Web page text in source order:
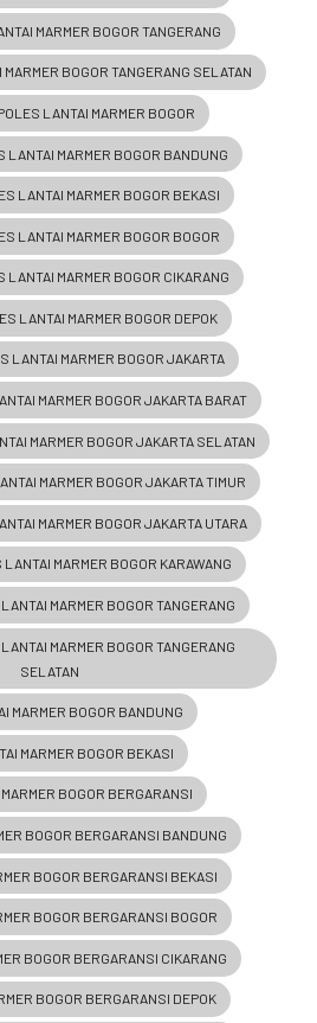
MARMER BOGOR TANGERANG
BOGOR TANGERANG SELATAN
LANTAI MARMER BOGOR
LANTAI MARMER BOGOR BANDUNG
LANTAI MARMER BOGOR BEKASI
LANTAI MARMER BOGOR BOGOR
LANTAI MARMER BOGOR CIKARANG
LANTAI MARMER BOGOR DEPOK
LANTAI MARMER BOGOR JAKARTA
MARMER BOGOR JAKARTA BARAT
MARMER BOGOR JAKARTA SELATAN
MARMER BOGOR JAKARTA TIMUR
MARMER BOGOR JAKARTA UTARA
MARMER BOGOR KARAWANG
MARMER BOGOR TANGERANG
MARMER BOGOR TANGERANG
SELATAN
MARMER BOGOR BANDUNG
MARMER BOGOR BEKASI
BOGOR BERGARANSI
BOGOR BERGARANSI BANDUNG
BOGOR BERGARANSI BEKASI
BOGOR BERGARANSI BOGOR
BOGOR BERGARANSI CIKARANG
BOGOR BERGARANSI DEPOK